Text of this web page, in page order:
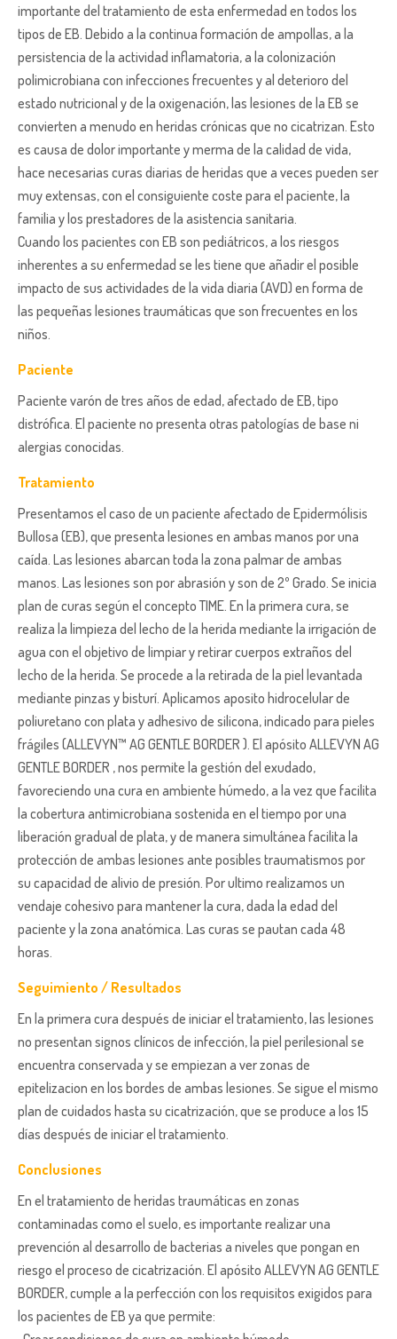
importante del tratamiento de esta enfermedad en todos los
tipos de EB. Debido a la continua formación de ampollas, a la
persistencia de la actividad inflamatoria, a la colonización
polimicrobiana con infecciones frecuentes y al deterioro del
estado nutricional y de la oxigenación, las lesiones de la EB se
convierten a menudo en heridas crónicas que no cicatrizan. Esto
es causa de dolor importante y merma de la calidad de vida,
hace necesarias curas diarias de heridas que a veces pueden ser
muy extensas, con el consiguiente coste para el paciente, la
familia y los prestadores de la asistencia sanitaria.
Cuando los pacientes con EB son pediátricos, a los riesgos
inherentes a su enfermedad se les tiene que añadir el posible
impacto de sus actividades de la vida diaria (AVD) en forma de
las pequeñas lesiones traumáticas que son frecuentes en los
niños.
Paciente
Paciente varón de tres años de edad, afectado de EB, tipo
distrófica. El paciente no presenta otras patologías de base ni
alergias conocidas.
Tratamiento
Presentamos el caso de un paciente afectado de Epidermólisis
Bullosa (EB), que presenta lesiones en ambas manos por una
caída. Las lesiones abarcan toda la zona palmar de ambas
manos. Las lesiones son por abrasión y son de 2º Grado. Se inicia
plan de curas según el concepto TIME. En la primera cura, se
realiza la limpieza del lecho de la herida mediante la irrigación de
agua con el objetivo de limpiar y retirar cuerpos extraños del
lecho de la herida. Se procede a la retirada de la piel levantada
mediante pinzas y bisturí. Aplicamos aposito hidrocelular de
poliuretano con plata y adhesivo de silicona, indicado para pieles
frágiles (ALLEVYN™ AG GENTLE BORDER ). El apósito ALLEVYN AG
GENTLE BORDER , nos permite la gestión del exudado,
favoreciendo una cura en ambiente húmedo, a la vez que facilita
la cobertura antimicrobiana sostenida en el tiempo por una
liberación gradual de plata, y de manera simultánea facilita la
protección de ambas lesiones ante posibles traumatismos por
su capacidad de alivio de presión. Por ultimo realizamos un
vendaje cohesivo para mantener la cura, dada la edad del
paciente y la zona anatómica. Las curas se pautan cada 48
horas.
Seguimiento / Resultados
En la primera cura después de iniciar el tratamiento, las lesiones
no presentan signos clínicos de infección, la piel perilesional se
encuentra conservada y se empiezan a ver zonas de
epitelizacion en los bordes de ambas lesiones. Se sigue el mismo
plan de cuidados hasta su cicatrización, que se produce a los 15
días después de iniciar el tratamiento.
Conclusiones
En el tratamiento de heridas traumáticas en zonas
contaminadas como el suelo, es importante realizar una
prevención al desarrollo de bacterias a niveles que pongan en
riesgo el proceso de cicatrización. El apósito ALLEVYN AG GENTLE
BORDER, cumple a la perfección con los requisitos exigidos para
los pacientes de EB ya que permite: